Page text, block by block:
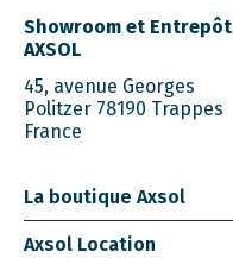
Showroom et Entrepôt
AXSOL
45, avenue Georges
Politzer 78190 Trappes
France
La boutique Axsol
Axsol Location